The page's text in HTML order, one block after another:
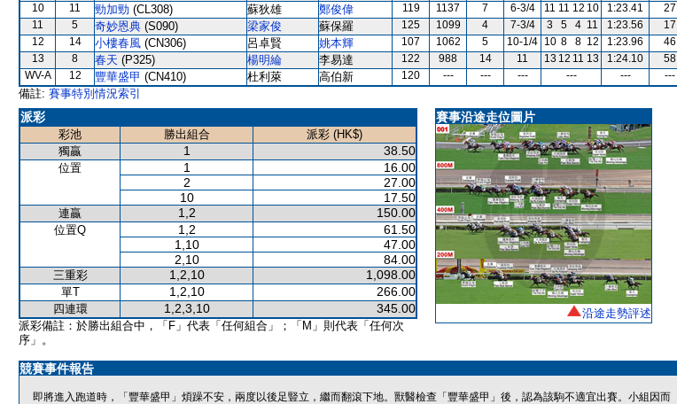
10
11 勁加勁 (CL308) 蘇狄雄 鄭俊偉 119 1137 7 6-3/4 11 11 12 10 1:23.41
27
11
5 奇妙恩典 (S090) 梁家俊 蘇保羅 125 1099 4 7-3/4 3 5 4 11 1:23.56
17
12
14 小樓春風 (CN306) 呂卓賢 姚本輝 107 1062 5 10-1/4 10 8 8 12 1:23.96
46
13
8 春天 (P325) 楊明綸 李易達 122 988 14 11 13 12 11 13 1:24.10
58
WV-A
12 豐華盛甲 (CN410) 杜利萊 高伯新 120 --- --- --- --- --- ---
備註: 賽事特別情況索引
派彩
彩池 勝出組合
派彩 (HK$)
獨贏
1 38.50
位置 1
16.00
2
27.00
10
17.50
連贏 1,2 150.00
位置Q 1,2
61.50
1,10
47.00
2,10
84.00
三重彩 1,2,10 1,098.00
單T 1,2,10 266.00
四連環 1,2,3,10 345.00
派彩備註：於勝出組合中，「F」代表「任何組合」；「M」則代表「任何次
序」。
賽事沿途走位圖片
沿途走勢評述
競賽事件報告
即將進入跑道時，「豐華盛甲」煩躁不安，兩度以後足豎立，繼而翻滾下地。獸醫檢查「豐華盛甲」後，認為該駒不適宜出賽。小組因而